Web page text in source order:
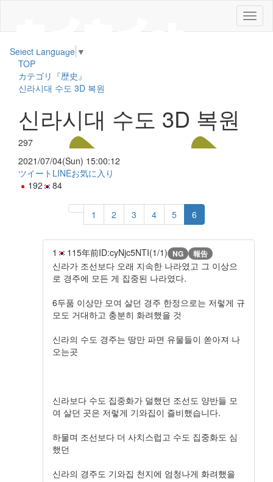
メ
ニ
Select Language ▼
TOP
カテゴリ『歴史』
신라시대 수도 3D 복원
신라시대 수도 3D 복원
297
2021/07/04(Sun) 15:00:12
ツイート LINEお気に入り
192
84
1 2 3 4 5 6
1 115年前ID:cyNjc5NTI(1/1) NG 報告
신라가 조선보다 오래 지속한 나라였고 그 이상으
로 경주에 모든 게 집중된 나라였다.
6두품 이상만 모여 살던 경주 한정으로는 저렇게 규
모도 거대하고 충분히 화려했을 것
신라의 수도 경주는 땅만 파면 유물들이 쏟아져 나
오는곳
신라보다 수도 집중화가 덜했던 조선도 양반들 모
여 살던 곳은 저렇게 기와집이 즐비했습니다.
하물며 조선보다 더 사치스럽고 수도 집중화도 심
했던
신라의 경주도 기와집 천지에 엄청나게 화려했을